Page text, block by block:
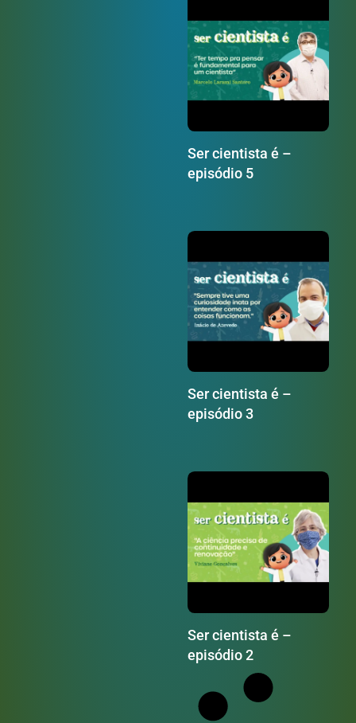
Ser cientista é –
episódio 5
Ser cientista é –
episódio 3
Ser cientista é –
episódio 2